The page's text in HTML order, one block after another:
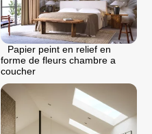
Papier peint en relief en
forme de fleurs chambre a
coucher